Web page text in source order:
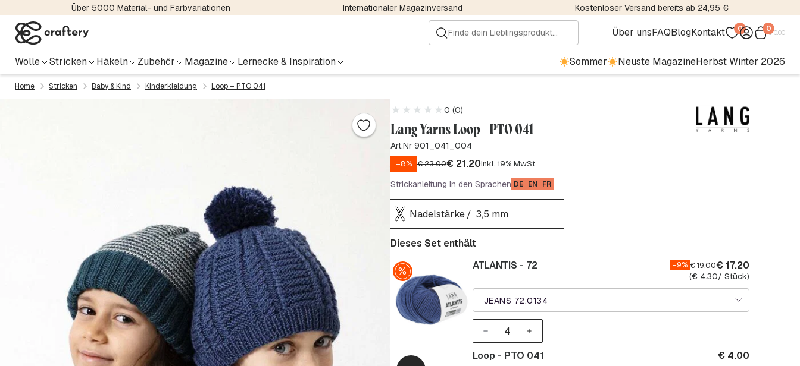
Über 5000 Material- und Farbvariationen Internationaler Magazinversand Kostenloser Versand bereits ab 24,95 €
Über unsFAQBlogKontakt 0 0€0.00
Wolle Stricken Häkeln Zubehör Magazine Lernecke & Inspiration Sommer Neuste MagazineHerbst Winter 2026
Home Stricken Baby & Kind Kinderkleidung Loop – PTO 041
0 (0)
Lang Yarns Loop - PTO 041
Art.Nr 901_041_004
–8% €23.00€21.20inkl. 19% MwSt.
Strickanleitung in den Sprachen DE EN FR
Nadelstärke 3,5 mm
Dieses Set enthält
JEANS 72.0134
ATLANTIS - 72 –9% €19.00€17.20
(€4.30/ Stück)
Loop - PTO 041 €4.00